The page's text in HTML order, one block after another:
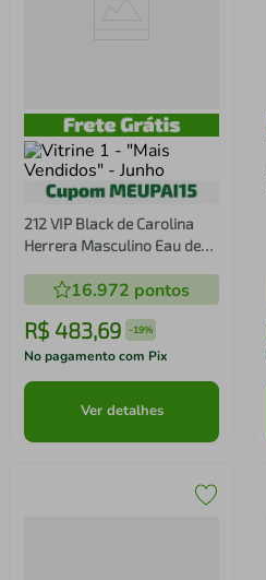
212 VIP Black de Carolina
Herrera Masculino Eau de
16.972 pontos
R$ 483,69 -19%
No pagamento com Pix
Ver detalhes